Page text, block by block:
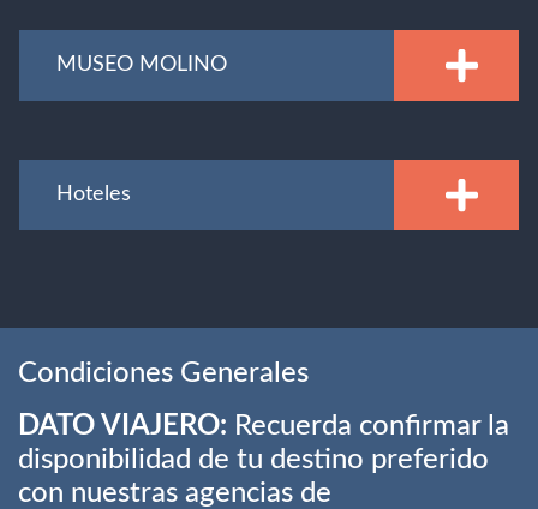
MUSEO MOLINO
Hoteles
Condiciones Generales
DATO VIAJERO: Recuerda confirmar la
disponibilidad de tu destino preferido
con nuestras agencias de